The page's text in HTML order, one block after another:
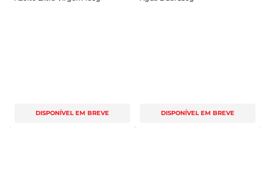
DISPONÍVEL EM BREVE DISPONÍVEL EM BREVE